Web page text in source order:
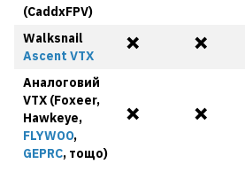
(CaddxFPV)
Walksnail
Ascent VTX
❌ ❌
Аналоговий
VTX (Foxeer,
Hawkeye,
FLYWOO,
GEPRC, тощо)
❌ ❌